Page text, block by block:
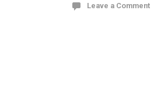
Leave a Comment